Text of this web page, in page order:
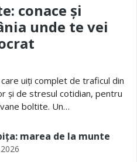
conace și
unde te vei
uiți complet de traficul din
și de stresul cotidian, pentru
boltite. Un…
marea de la munte